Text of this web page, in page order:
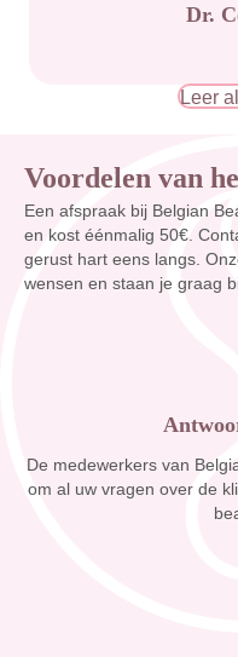
Dr.
Leer
Voordelen van
Een afspraak bij Belgian
en kost éénmalig 50€.
gerust hart eens langs.
wensen en staan je graag
De medewerkers van
om al uw vragen over de